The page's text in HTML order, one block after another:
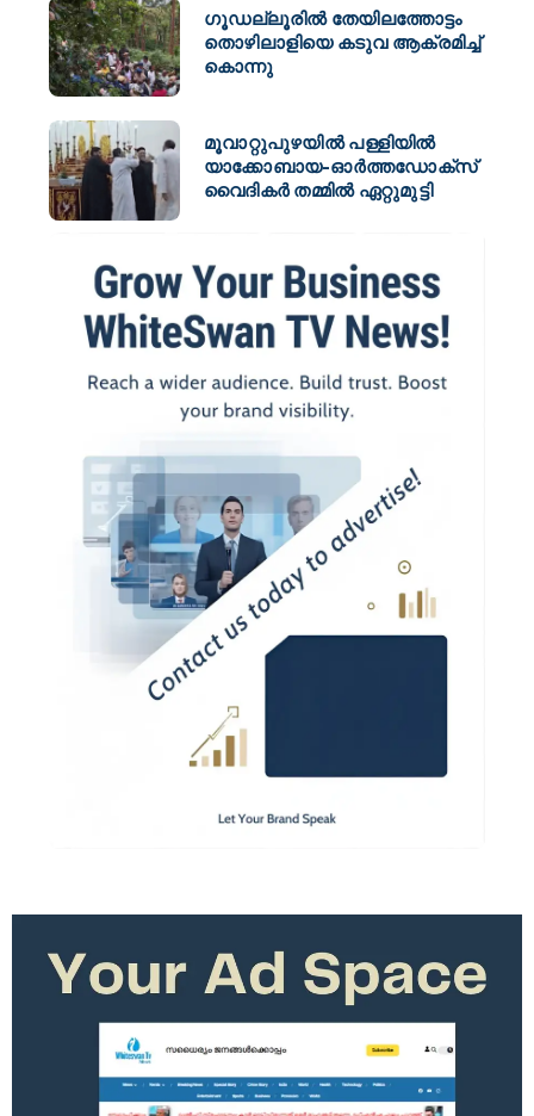
ഗൂഡല്ലൂരിൽ തേയിലത്തോട്ടം
തൊഴിലാളിയെ കടുവ ആക്രമിച്ച്
കൊന്നു
മൂവാറ്റുപുഴയിൽ പള്ളിയിൽ
യാക്കോബായ-ഓർത്തഡോക്സ്
വൈദികർ തമ്മിൽ ഏറ്റുമുട്ടി